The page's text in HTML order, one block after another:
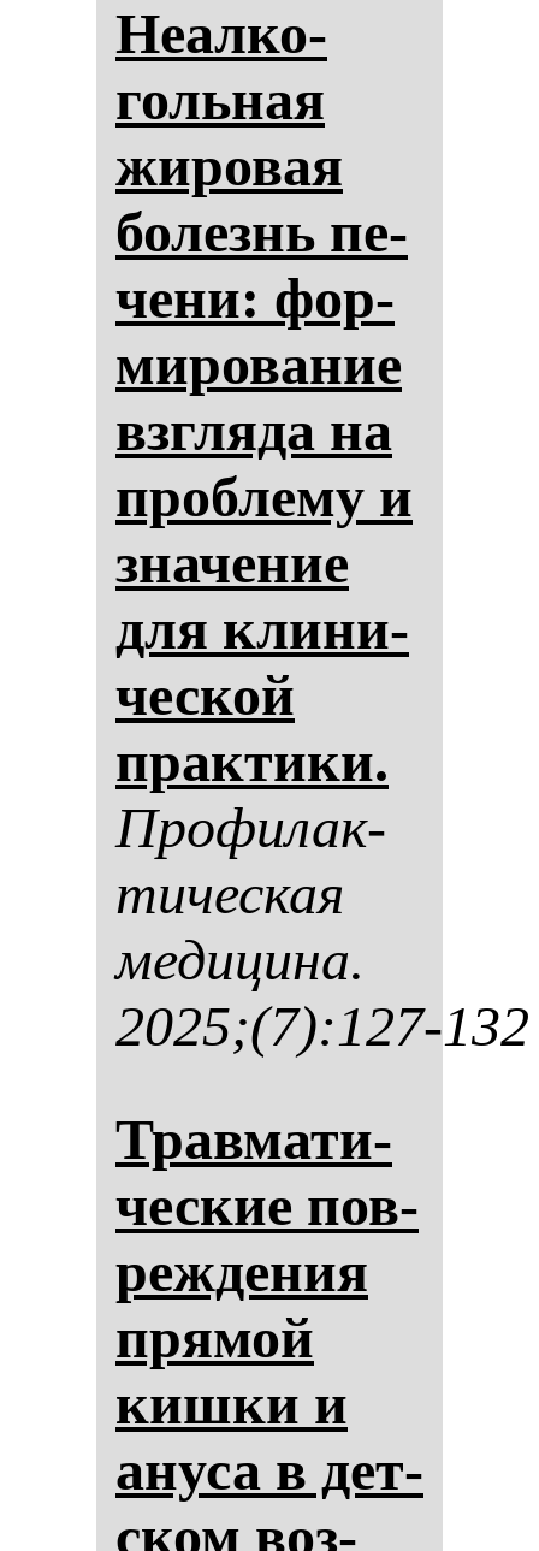
Неал­ко­
голь­ная
жи­ро­вая
бо­лезнь пе­
че­ни: фор­
ми­ро­ва­ние
взгля­да на
проб­ле­му и
зна­че­ние
для кли­ни­
чес­кой
прак­ти­ки.
Про­фи­лак­
ти­чес­кая
ме­ди­ци­на.
2025;(7):127-132
Трав­ма­ти­
чес­кие пов­
реж­де­ния
пря­мой
киш­ки и
ану­са в дет­
ском воз­